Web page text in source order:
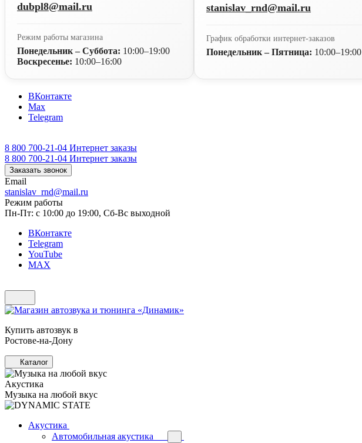
dubpl8@mail.ru
Режим работы магазина
Понедельник – Суббота: 10:00–19:00
Воскресенье: 10:00–16:00
stanislav_rnd@mail.ru
График обработки интернет-заказов
Понедельник – Пятница: 10:00–19:00
ВКонтакте
Max
Telegram
8 800 700-21-04 Интернет заказы
8 800 700-21-04 Интернет заказы
Заказать звонок
Email
stanislav_rnd@mail.ru
Режим работы
Пн-Пт: с 10:00 до 19:00, Сб-Вс выходной
ВКонтакте
Telegram
YouTube
MAX
Купить автозвук в
Ростове-на-Дону
Каталог
Акустика
Музыка на любой вкус
Акустика
Автомобильная акустика